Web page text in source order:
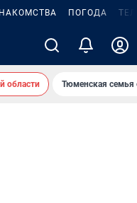
ПОГОДА
области Тюменская семья